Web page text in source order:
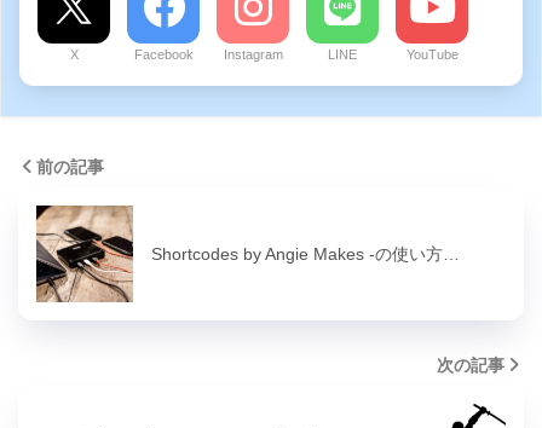
X Facebook Instagram LINE YouTube
前の記事
Shortcodes by Angie Makes -の使い方…
次の記事